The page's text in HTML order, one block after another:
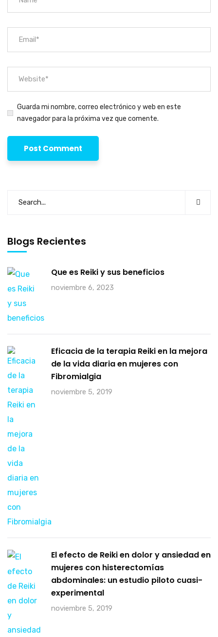
Guarda mi nombre, correo electrónico y web en este
navegador para la próxima vez que comente.
Blogs Recientes
Que es Reiki y sus beneficios
noviembre 6, 2023
Eficacia de la terapia Reiki en la mejora
de la vida diaria en mujeres con
Fibromialgia
noviembre 5, 2019
El efecto de Reiki en dolor y ansiedad en
mujeres con histerectomías
abdominales: un estudio piloto cuasi-
experimental
noviembre 5, 2019